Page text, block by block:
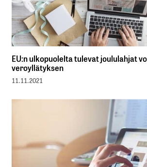
EU:n ulkopuolelta tulevat joululahjat
veroyllätyksen
11.11.2021